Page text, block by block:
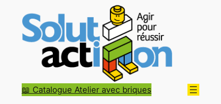
contenu
📖 Catalogue Atelier avec briques